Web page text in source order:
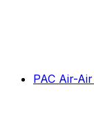
PAC Air-